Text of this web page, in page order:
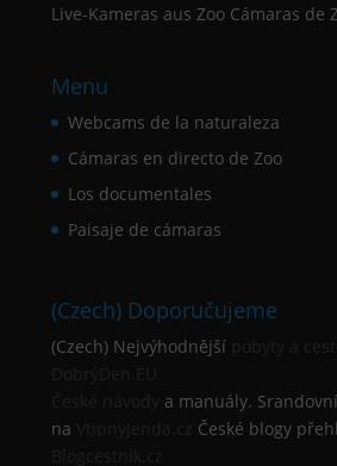
Live-Kameras aus Zoo Cámaras de
Menu
Webcams de la naturaleza
Cámaras en directo de Zoo
Los documentales
Paisaje de cámaras
(Czech) Doporučujeme
(Czech) Nejvýhodnější
a manuály.
na
České blogy